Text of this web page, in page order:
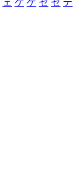
ェ ケ ゲ セ ゼ テ